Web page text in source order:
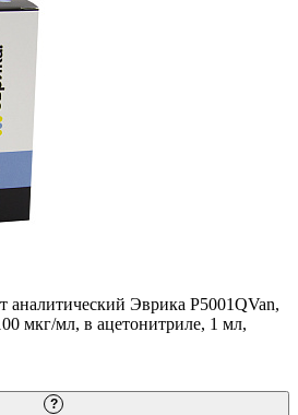
аналитический Эврика P5001QVan,
мкг/мл, в ацетонитриле, 1 мл,
?